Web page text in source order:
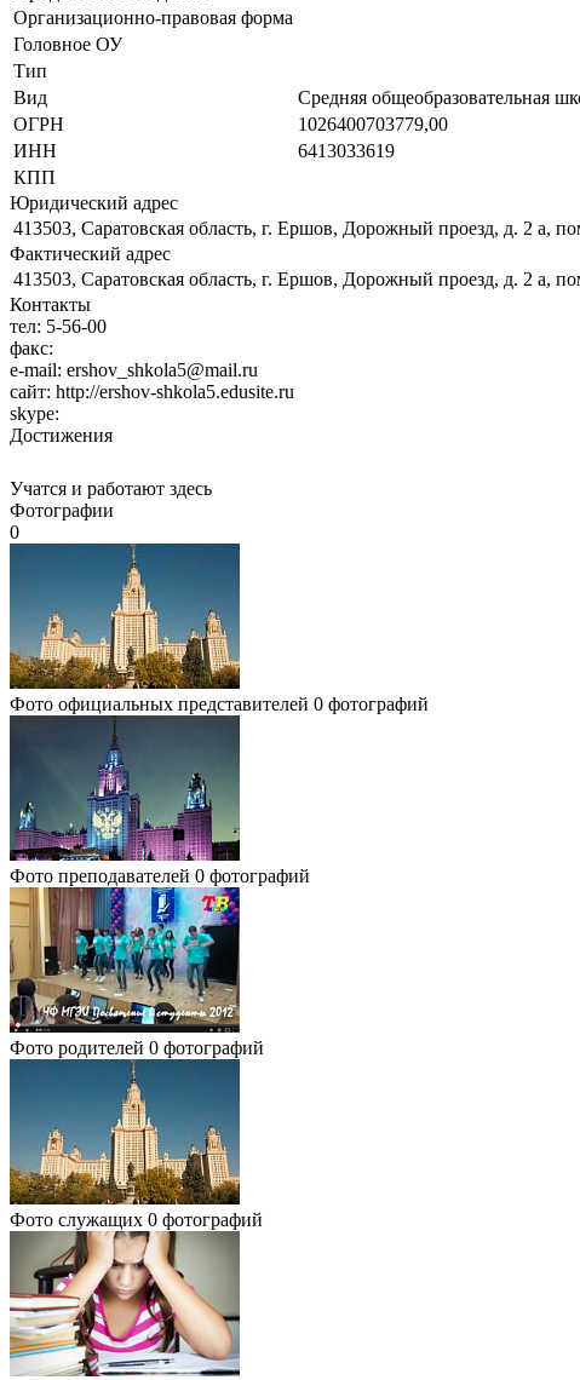
Организационно-правовая форма
Головное ОУ
Тип
Вид
Средняя общеобразовательная
ОГРН
1026400703779,00
ИНН
6413033619
КПП
Юридический адрес
413503, Саратовская область, г. Ершов, Дорожный проезд, д. 2 а,
Фактический адрес
413503, Саратовская область, г. Ершов, Дорожный проезд, д. 2 а,
Контакты
тел: 5-56-00
факс:
e-mail: ershov_shkola5@mail.ru
сайт: http://ershov-shkola5.edusite.ru
skype:
Достижения
Учатся и работают здесь
Фотографии
0
Фото официальных представителей 0 фотографий
Фото преподавателей 0 фотографий
Фото родителей 0 фотографий
Фото служащих 0 фотографий